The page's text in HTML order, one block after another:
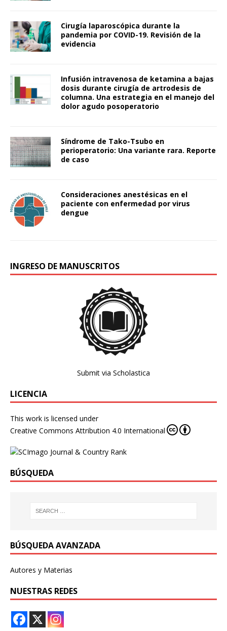
Cirugía laparoscópica durante la
pandemia por COVID-19. Revisión de la
evidencia
Infusión intravenosa de ketamina a bajas
dosis durante cirugía de artrodesis de
columna. Una estrategia en el manejo del
dolor agudo posoperatorio
Síndrome de Tako-Tsubo en
perioperatorio: Una variante rara. Reporte
de caso
Consideraciones anestésicas en el
paciente con enfermedad por virus
dengue
INGRESO DE MANUSCRITOS
Submit via Scholastica
LICENCIA
This work is licensed under
Creative Commons Attribution 4.0 International
BÚSQUEDA
BÚSQUEDA AVANZADA
Autores y Materias
NUESTRAS REDES